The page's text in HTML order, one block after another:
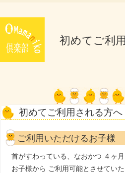
初めてご利
初めてご利用される方へ
ご利用いただけるお子様
首がすわっている、なおかつ ４ヶ
お子様から ご利用可能とさせてい